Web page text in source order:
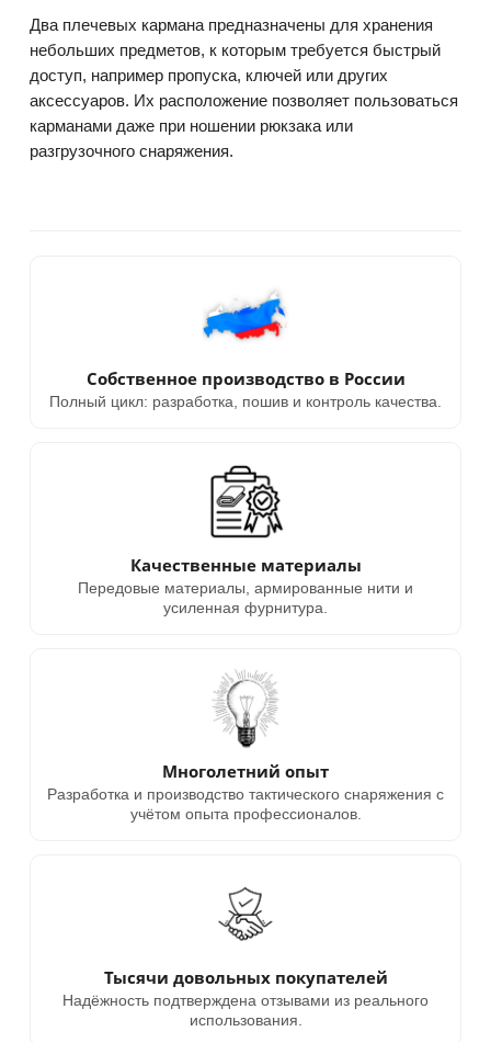
Два плечевых кармана предназначены для хранения
небольших предметов, к которым требуется быстрый
доступ, например пропуска, ключей или других
аксессуаров. Их расположение позволяет пользоваться
карманами даже при ношении рюкзака или
разгрузочного снаряжения.
Собственное производство в России
Полный цикл: разработка, пошив и контроль качества.
Качественные материалы
Передовые материалы, армированные нити и
усиленная фурнитура.
Многолетний опыт
Разработка и производство тактического снаряжения с
учётом опыта профессионалов.
Тысячи довольных покупателей
Надёжность подтверждена отзывами из реального
использования.